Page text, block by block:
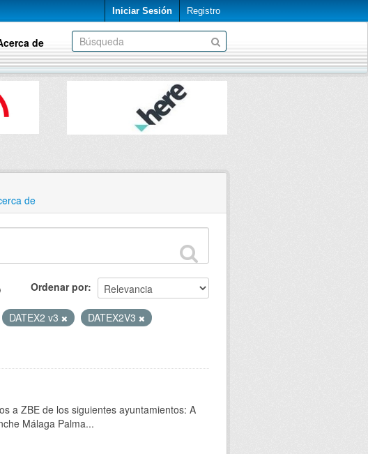
Iniciar Sesión Registro
de
de
Ordenar por
DATEX2 v3
DATEX2V3
a ZBE de los siguientes ayuntamientos: A
Málaga Palma...